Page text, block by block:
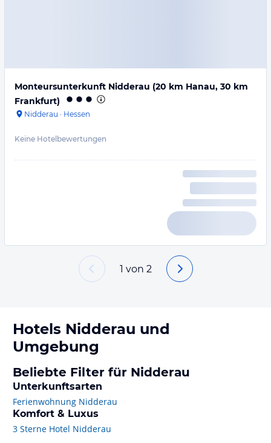
Monteursunterkunft Nidderau (20 km Hanau, 30 km
Frankfurt)
Nidderau · Hessen
Keine Hotelbewertungen
1 von 2
Hotels Nidderau und
Umgebung
Beliebte Filter für Nidderau
Unterkunftsarten
Ferienwohnung Nidderau
Komfort & Luxus
3 Sterne Hotel Nidderau